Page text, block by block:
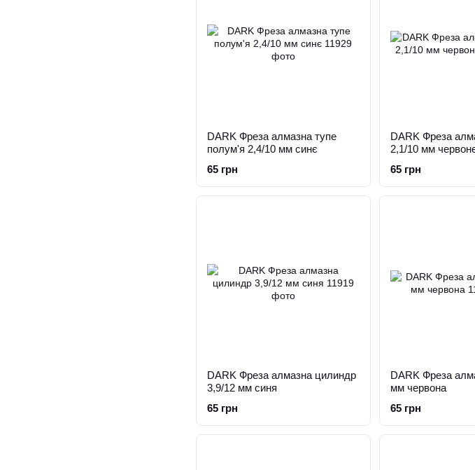
DARK Фреза алмазна тупе
полум'я 2,4/10 мм синє
65 грн
DARK Фреза
2,1/10 мм
65 грн
DARK Фреза алмазна цилиндр
3,9/12 мм синя
65 грн
DARK Фреза
мм червона
65 грн